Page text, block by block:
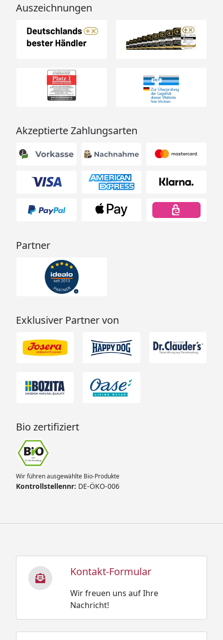
Auszeichnungen
Akzeptierte Zahlungsarten
Partner
Exklusiver Partner von
Bio zertifiziert
Wir führen ausgewählte Bio-Produkte
Kontrollstellennr: DE-ÖKO-006
Kontakt-Formular
Wir freuen uns auf Ihre
Nachricht!